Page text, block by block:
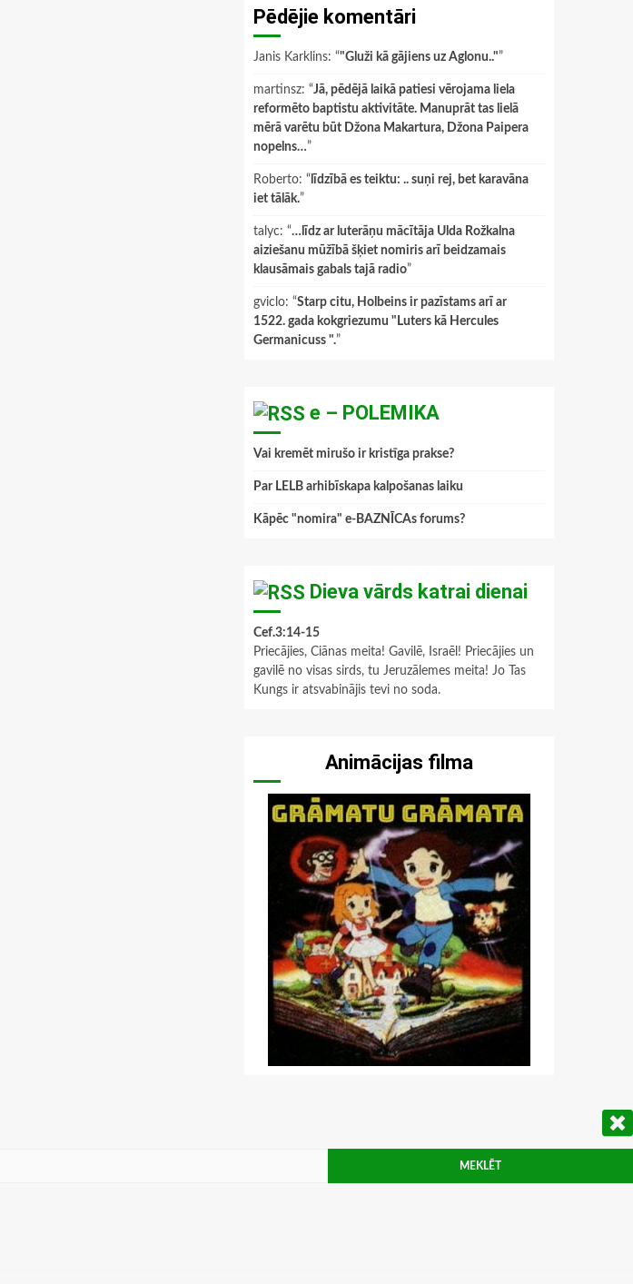
Pēdējie komentāri
Janis Karklins: “"Gluži kā gājiens uz Aglonu.."”
martinsz: “Jā, pēdējā laikā patiesi vērojama liela
reformēto baptistu aktivitāte. Manuprāt tas lielā
mērā varētu būt Džona Makartura, Džona Paipera
nopelns…”
Roberto: “ līdzībā es teiktu: .. suņi rej, bet karavāna
iet tālāk.”
talyc: “…līdz ar luterāņu mācītāja Ulda Rožkalna
aiziešanu mūžībā šķiet nomiris arī beidzamais
klausāmais gabals tajā radio”
gviclo: “Starp citu, Holbeins ir pazīstams arī ar
1522. gada kokgriezumu "Luters kā Hercules
Germanicuss ".”
e – POLEMIKA
Vai kremēt mirušo ir kristīga prakse?
Par LELB arhibīskapa kalpošanas laiku
Kāpēc "nomira" e-BAZNĪCAs forums?
Dieva vārds katrai dienai
Cef.3:14-15
Priecājies, Ciānas meita! Gavilē, Israēl! Priecājies un
gavilē no visas sirds, tu Jeruzālemes meita! Jo Tas
Kungs ir atsvabinājis tevi no soda.
Animācijas filma